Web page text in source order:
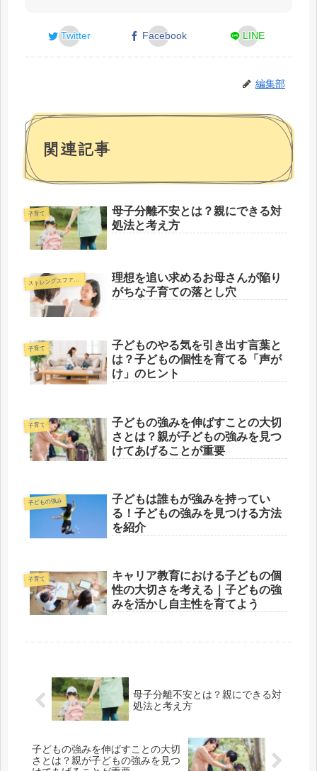
Twitter Facebook LINE
編集部
関連記事
子育て
母子分離不安とは？親にできる対
処法と考え方
ス トレングスファインダー
理想を追い求めるお母さんが陥り
がちな子育ての落とし穴
子育て
子どものやる気を引き出す言葉と
は？子どもの個性を育てる「声が
け」のヒント
子育て
子どもの強みを伸ばすことの大切
さとは？親が子どもの強みを見つ
けてあげることが重要
子どもの強み
子どもは誰もが強みを持ってい
る！子どもの強みを見つける方法
を紹介
子育て
キャリア教育における子どもの個
性の大切さを考える｜子どもの強
みを活かし自主性を育てよう
母子分離不安とは？親にできる対
処法と考え方
子どもの強みを伸ばすことの大切
さとは？親が子どもの強みを見つ